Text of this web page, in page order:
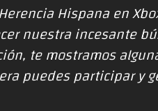
Hispana en
nuestra incesante
te mostramos
puedes participar y